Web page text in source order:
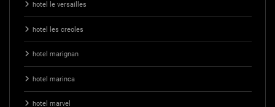
hotel le versailles
hotel les creoles
hotel marignan
hotel marinca
hotel marvel